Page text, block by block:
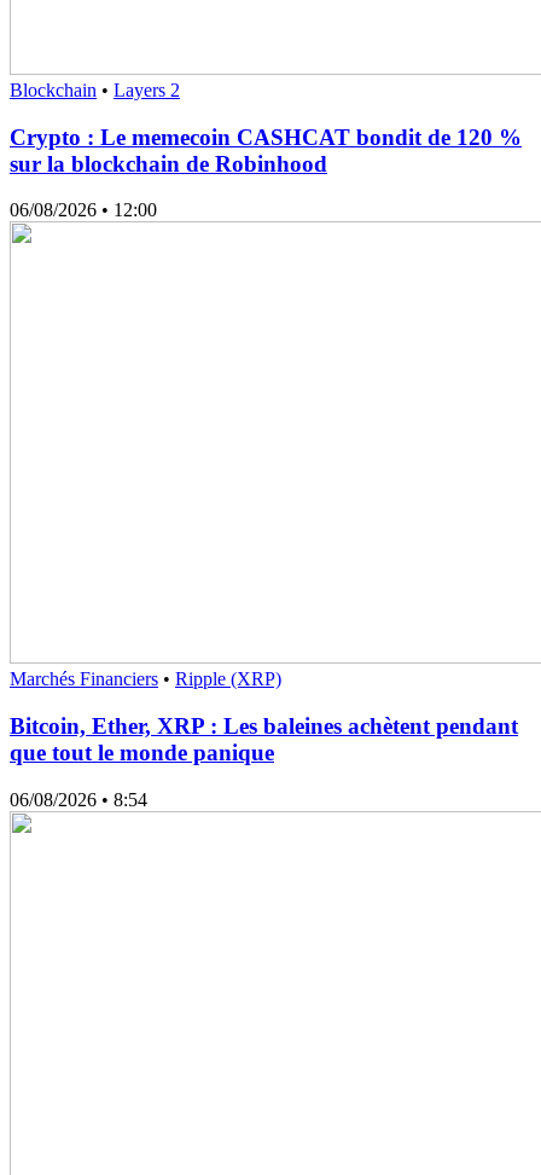
Blockchain • Layers 2
Crypto : Le memecoin CASHCAT bondit de 120 %
sur la blockchain de Robinhood
06/08/2026 • 12:00
Marchés Financiers • Ripple (XRP)
Bitcoin, Ether, XRP : Les baleines achètent pendant
que tout le monde panique
06/08/2026 • 8:54